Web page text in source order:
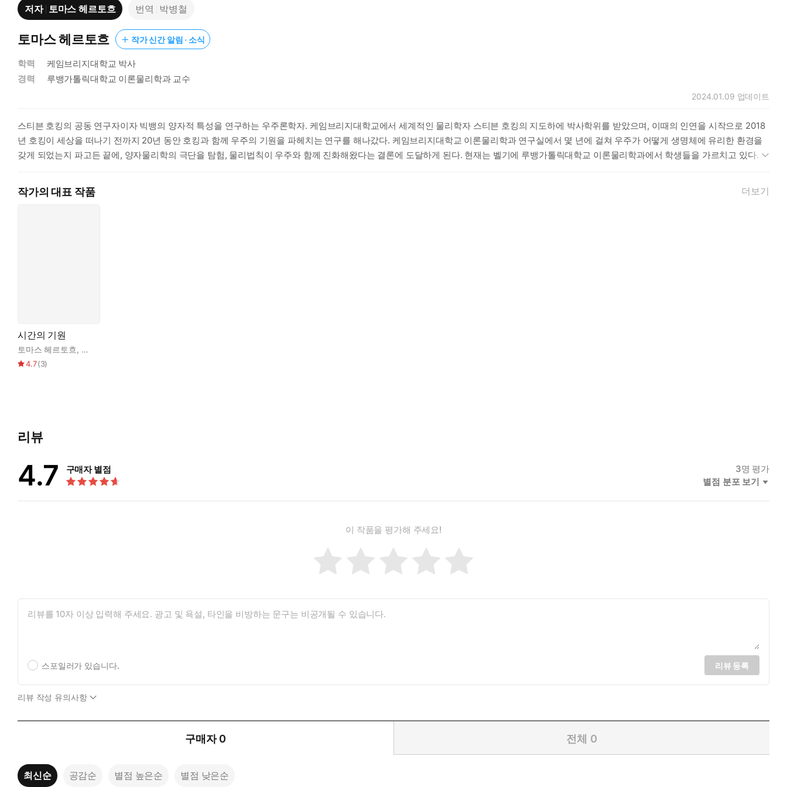
저자 토마스 헤르토흐 번역 박병철
토마스 헤르토흐 작가 신간 알림 · 소식
학력
케임브리지대학교 박사
경력
루뱅가톨릭대학교 이론물리학과 교수
2024.01.09 업데이트
스티븐 호킹의 공동 연구자이자 빅뱅의 양자적 특성을 연구하는 우주론학자. 케임브리지대학교에서 세계적인 물리학자 스티븐 호킹의 지도하에 박사학위를 받았으며, 이때의 인연을 시작으로 2018
년 호킹이 세상을 떠나기 전까지 20년 동안 호킹과 함께 우주의 기원을 파헤치는 연구를 해나갔다. 케임브리지대학교 이론물리학과 연구실에서 몇 년에 걸쳐 우주가 어떻게 생명체에 유리한 환경을
갖게 되었는지 파고든 끝에, 양자물리학의 극단을 탐험, 물리법칙이 우주와 함께 진화해왔다는 결론에 도달하게 된다. 현재는 벨기에 루뱅가톨릭대학교 이론물리학과에서 학생들을 가르치고 있다.
작가의 대표 작품 더보기
시간의 기원
토마스 헤르토흐, 박병철
4.7(3)
리뷰
4.7 구매자 별점 3명 평가
별점 분포 보기
이 작품을 평가해 주세요!
스포일러가 있습니다. 리뷰 등록
리뷰 작성 유의사항
구매자 0 전체 0
최신순 공감순 별점 높은순 별점 낮은순